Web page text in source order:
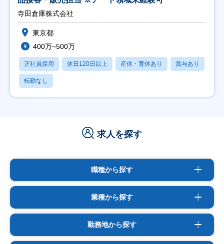
寺田倉庫株式会社
東京都
400万~500万
正社員採用 休日120日以上 産休・育休あり 賞与あり
転勤なし
求人を探す
職種から探す
業種から探す
勤務地から探す